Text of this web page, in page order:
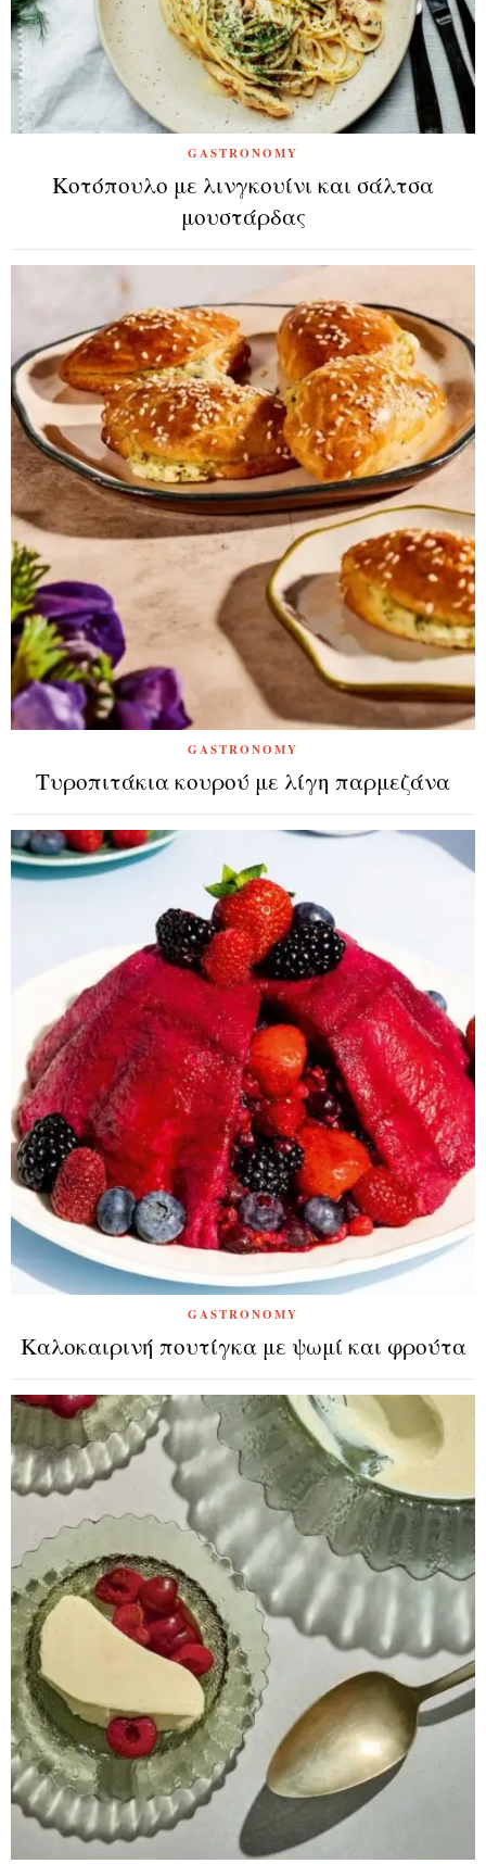
GASTRONOMY
Κοτόπουλο με λινγκουίνι και σάλτσα
μουστάρδας
GASTRONOMY
Τυροπιτάκια κουρού με λίγη παρμεζάνα
GASTRONOMY
Καλοκαιρινή πουτίγκα με ψωμί και φρούτα